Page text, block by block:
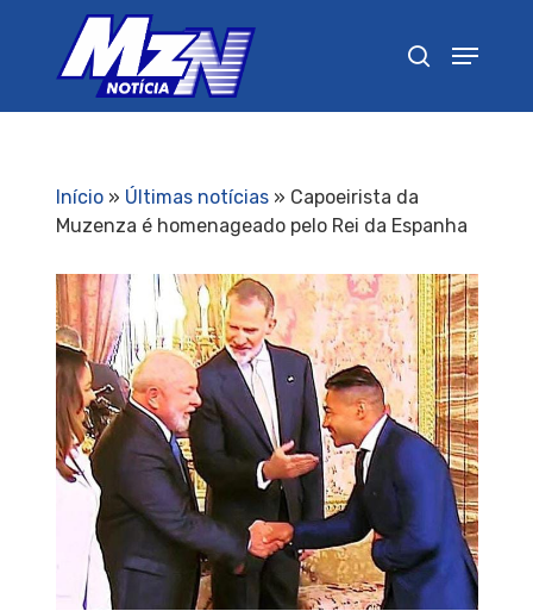
Início» Últimas notícias» Capoeirista da
Muzenza é homenageado pelo Rei da Espanha